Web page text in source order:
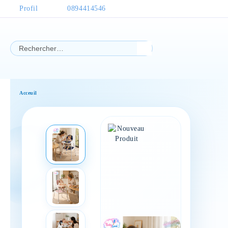
Profil 0894414546
Acceuil